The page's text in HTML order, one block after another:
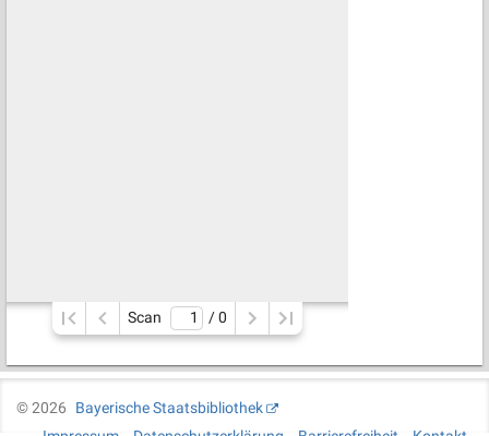
Scan / 0
©2026
Bayerische Staatsbibliothek